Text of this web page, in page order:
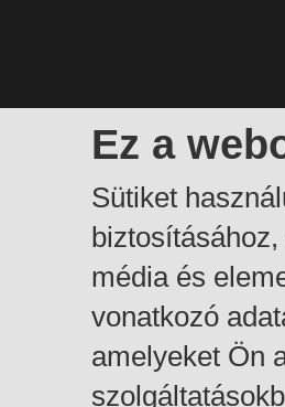
Ez a
Sütiket
média és
vonatkozó
amelyeket Ön